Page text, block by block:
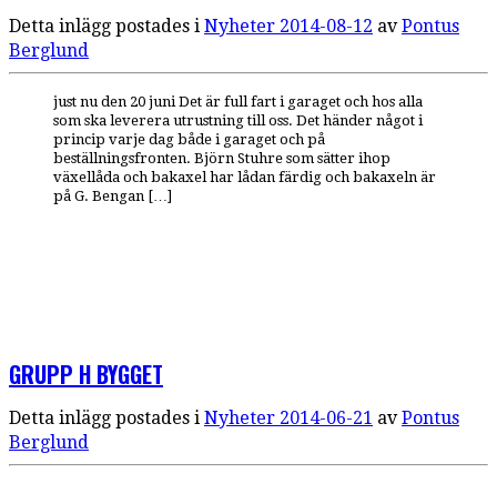
Detta inlägg postades i Nyheter 2014-08-12 avPontus
Berglund
just nu den 20 juni Det är full fart i garaget och hos alla
som ska leverera utrustning till oss. Det händer något i
princip varje dag både i garaget och på
beställningsfronten. Björn Stuhre som sätter ihop
växellåda och bakaxel har lådan färdig och bakaxeln är
på G. Bengan […]
GRUPP H BYGGET
Detta inlägg postades i Nyheter 2014-06-21 avPontus
Berglund